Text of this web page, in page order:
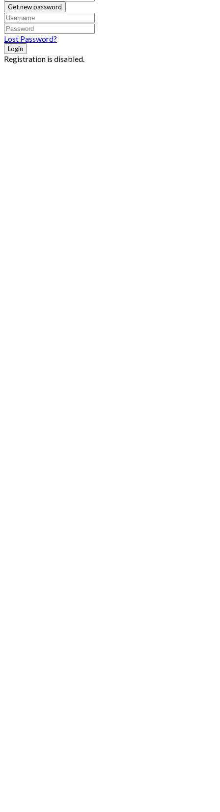
Get new password
Lost Password?
Login
Registration is disabled.